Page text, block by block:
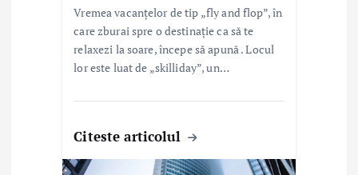
Vremea vacanțelor de tip „fly and flop”, în
care zburai spre o destinație ca să te
relaxezi la soare, începe să apună . Locul
lor este luat de „skilliday”, un…
Citeste articolul